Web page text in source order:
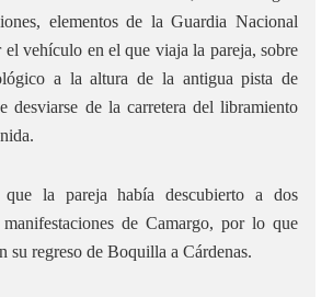
elementos de la Guardia Nacional
el vehículo en el que viaja la pareja, sobre
a la altura de la antigua pista de
desviarse de la carretera del libramiento
que la pareja había descubierto a dos
de Camargo, por lo que
su regreso de Boquilla a Cárdenas.